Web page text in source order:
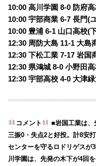
10:00 高川学園 8-0 防府
10:00 宇部商業 6-7 長門(
10:00 豊浦 6-1 山口高校(
12:30 周防大島 11-1 大島
12:30 下松工業 7-17 岩国
12:30 県鴻城 8-0 小野田
12:30 宇部高校 4-0 大津
コメント
■岩国工業は、
三振0・失点2と好投。計8安
センターを守るロドリゲスが
川学園は、先発の木下が4回